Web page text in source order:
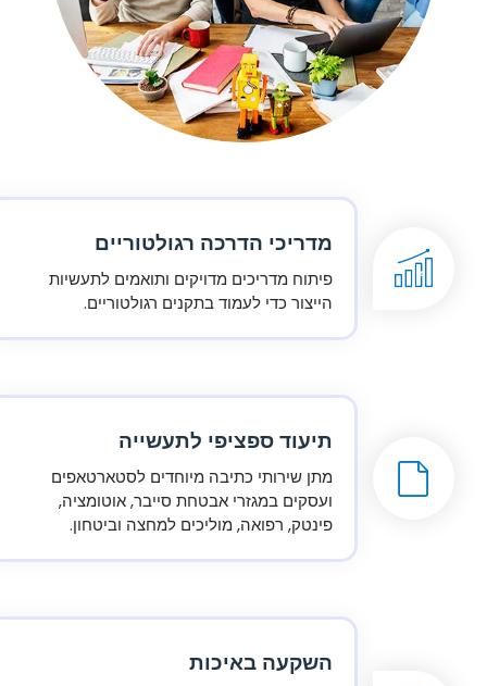
מדריכי הדרכה רגולטוריים
פיתוח מדריכים מדויקים ותואמים לתעשיות
הייצור כדי לעמוד בתקנים רגולטוריים.
תיעוד ספציפי לתעשייה
מתן שירותי כתיבה מיוחדים לסטארטאפים
ועסקים במגזרי אבטחת סייבר, אוטומציה,
פינטק, רפואה, מוליכים למחצה וביטחון.
השקעה באיכות